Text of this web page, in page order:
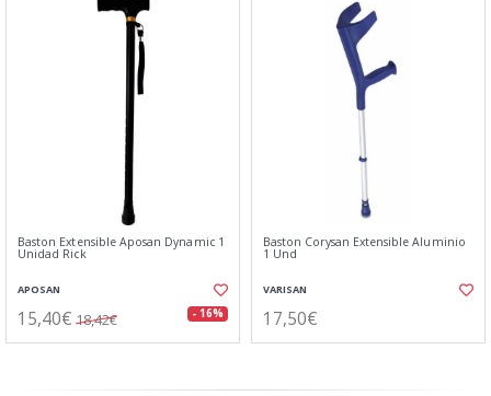
Baston Extensible Aposan Dynamic 1
Unidad Rick
APOSAN
15,40€ 18,42€ - 16%
Baston Corysan Extensible Aluminio
1 Und
VARISAN
17,50€